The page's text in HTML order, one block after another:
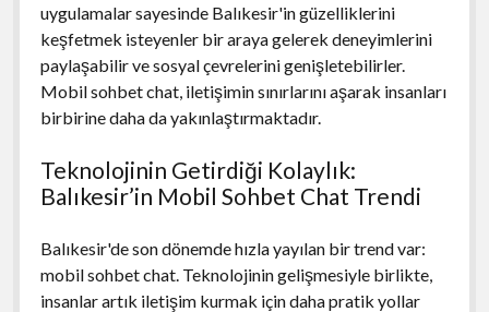
uygulamalar sayesinde Balıkesir'in güzelliklerini
keşfetmek isteyenler bir araya gelerek deneyimlerini
paylaşabilir ve sosyal çevrelerini genişletebilirler.
Mobil sohbet chat, iletişimin sınırlarını aşarak insanları
birbirine daha da yakınlaştırmaktadır.
Teknolojinin Getirdiği Kolaylık:
Balıkesir’in Mobil Sohbet Chat Trendi
Balıkesir'de son dönemde hızla yayılan bir trend var:
mobil sohbet chat. Teknolojinin gelişmesiyle birlikte,
insanlar artık iletişim kurmak için daha pratik yollar